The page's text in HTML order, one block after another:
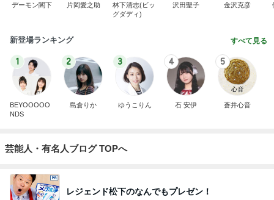
デーモン閣下 片岡愛之助
林下清志(ビッ
グダディ)
沢田聖子 金沢克彦
新登場ランキング すべて見る
1
BEYOOOOO
NDS
2
島倉りか
3
ゆうこりん
4
石 安伊
5
蒼井心音
芸能人・有名人ブログ TOPへ
レジェンド松下のなんでもプレゼン！